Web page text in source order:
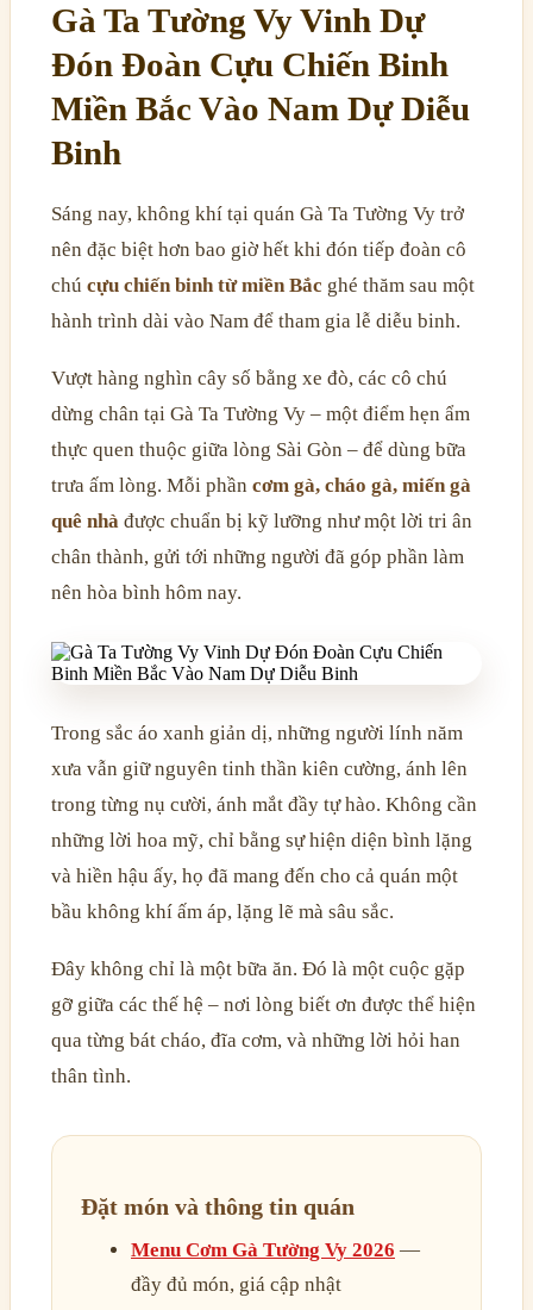
Gà Ta Tường Vy Vinh Dự
Đón Đoàn Cựu Chiến Binh
Miền Bắc Vào Nam Dự Diễu
Binh
Sáng nay, không khí tại quán Gà Ta Tường Vy trở
nên đặc biệt hơn bao giờ hết khi đón tiếp đoàn cô
chú cựu chiến binh từ miền Bắc ghé thăm sau một
hành trình dài vào Nam để tham gia lễ diễu binh.
Vượt hàng nghìn cây số bằng xe đò, các cô chú
dừng chân tại Gà Ta Tường Vy – một điểm hẹn ẩm
thực quen thuộc giữa lòng Sài Gòn – để dùng bữa
trưa ấm lòng. Mỗi phần cơm gà, cháo gà, miến gà
quê nhà được chuẩn bị kỹ lưỡng như một lời tri ân
chân thành, gửi tới những người đã góp phần làm
nên hòa bình hôm nay.
Trong sắc áo xanh giản dị, những người lính năm
xưa vẫn giữ nguyên tinh thần kiên cường, ánh lên
trong từng nụ cười, ánh mắt đầy tự hào. Không cần
những lời hoa mỹ, chỉ bằng sự hiện diện bình lặng
và hiền hậu ấy, họ đã mang đến cho cả quán một
bầu không khí ấm áp, lặng lẽ mà sâu sắc.
Đây không chỉ là một bữa ăn. Đó là một cuộc gặp
gỡ giữa các thế hệ – nơi lòng biết ơn được thể hiện
qua từng bát cháo, đĩa cơm, và những lời hỏi han
thân tình.
Đặt món và thông tin quán
Menu Cơm Gà Tường Vy 2026 —
đầy đủ món, giá cập nhật